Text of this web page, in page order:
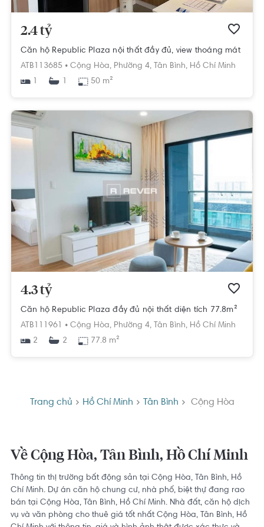
2.4 tỷ
Căn hộ Republic Plaza nội thất đầy đủ, view thoáng mát
ATB113685 • Cộng Hòa, Phường 4, Tân Bình, Hồ Chí Minh
1 50 m²
4.3 tỷ
Căn hộ Republic Plaza đầy đủ nội thất diện tích 77.8m²
ATB111961 • Cộng Hòa, Phường 4, Tân Bình, Hồ Chí Minh
2
2 77.8 m²
Trang chủ Hồ Chí Minh Tân Bình Cộng Hòa
Về Cộng Hòa, Tân Bình, Hồ Chí Minh
Thông tin thị trường bất động sản tại Cộng Hòa, Tân Bình, Hồ
Chí Minh. Dự án căn hộ chung cư, nhà phố, biệt thự đang rao
bán tại Cộng Hòa, Tân Bình, Hồ Chí Minh. Nhà đất, căn hộ dịch
vụ và văn phòng cho thuê giá tốt nhất Cộng Hòa, Tân Bình, Hồ